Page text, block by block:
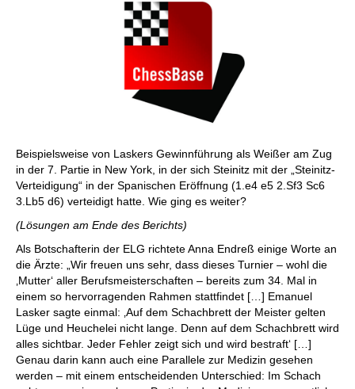
Beispielsweise von Laskers Gewinnführung als Weißer am Zug
in der 7. Partie in New York, in der sich Steinitz mit der „Steinitz-
Verteidigung“ in der Spanischen Eröffnung (1.e4 e5 2.Sf3 Sc6
3.Lb5 d6) verteidigt hatte. Wie ging es weiter?
(Lösungen am Ende des Berichts)
Als Botschafterin der ELG richtete Anna Endreß einige Worte an
die Ärzte: „Wir freuen uns sehr, dass dieses Turnier – wohl die
‚Mutter‘ aller Berufsmeisterschaften – bereits zum 34. Mal in
einem so hervorragenden Rahmen stattfindet […] Emanuel
Lasker sagte einmal: ‚Auf dem Schachbrett der Meister gelten
Lüge und Heuchelei nicht lange. Denn auf dem Schachbrett wird
alles sichtbar. Jeder Fehler zeigt sich und wird bestraft‘ […]
Genau darin kann auch eine Parallele zur Medizin gesehen
werden – mit einem entscheidenden Unterschied: Im Schach